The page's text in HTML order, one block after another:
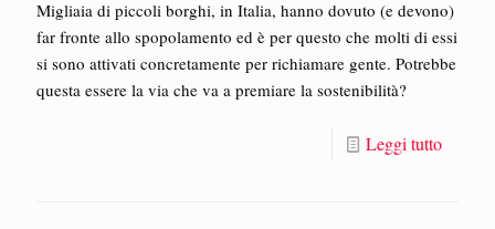
Migliaia di piccoli borghi, in Italia, hanno dovuto (e devono)
far fronte allo spopolamento ed è per questo che molti di essi
si sono attivati concretamente per richiamare gente. Potrebbe
questa essere la via che va a premiare la sostenibilità?
Leggi tutto